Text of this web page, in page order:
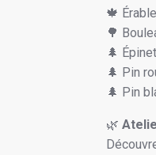
🍁
🌳
🌲
🌲 Pin
🌲 Pin
🌿